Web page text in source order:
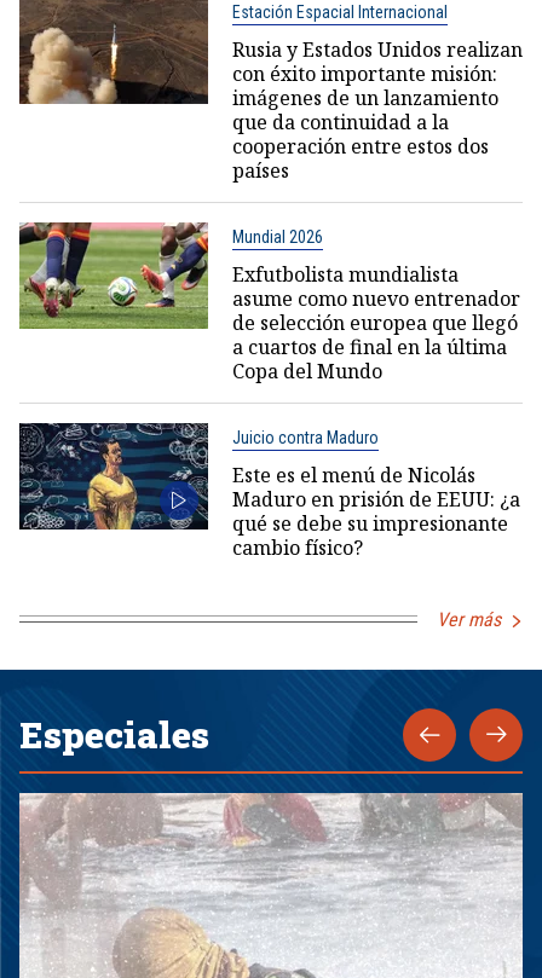
Estación Espacial Internacional
Rusia y Estados Unidos realizan
con éxito importante misión:
imágenes de un lanzamiento
que da continuidad a la
cooperación entre estos dos
países
Mundial 2026
Exfutbolista mundialista
asume como nuevo entrenador
de selección europea que llegó
a cuartos de final en la última
Copa del Mundo
Juicio contra Maduro
Este es el menú de Nicolás
Maduro en prisión de EEUU: ¿a
qué se debe su impresionante
cambio físico?
Ver más
Especiales